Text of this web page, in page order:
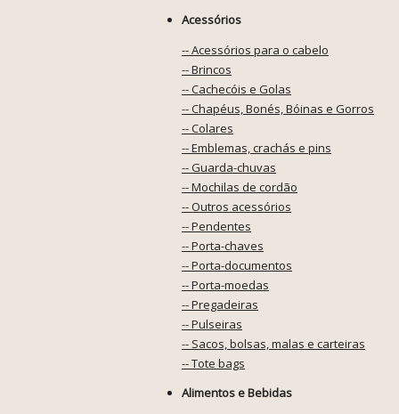
Acessórios
-- Acessórios para o cabelo
-- Brincos
-- Cachecóis e Golas
-- Chapéus, Bonés, Bóinas e Gorros
-- Colares
-- Emblemas, crachás e pins
-- Guarda-chuvas
-- Mochilas de cordão
-- Outros acessórios
-- Pendentes
-- Porta-chaves
-- Porta-documentos
-- Porta-moedas
-- Pregadeiras
-- Pulseiras
-- Sacos, bolsas, malas e carteiras
-- Tote bags
Alimentos e Bebidas